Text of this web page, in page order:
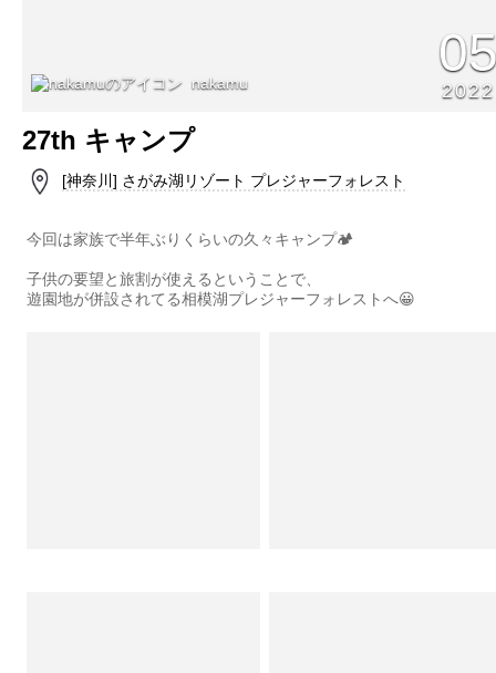
nakamu 2022
27th キャンプ
[神奈川] さがみ湖リゾート プレジャーフォレスト
今回は家族で半年ぶりくらいの久々キャンプ🏕
子供の要望と旅割が使えるということで、
遊園地が併設されてる相模湖プレジャーフォレストへ😀